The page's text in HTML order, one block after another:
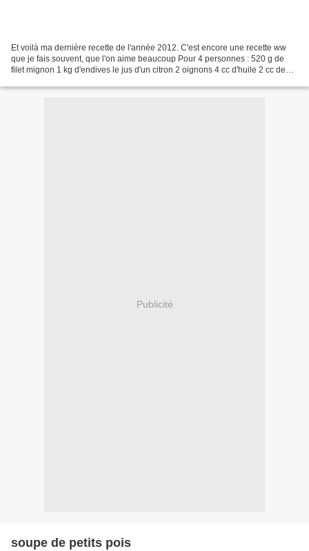
Et voilà ma dernière recette de l'année 2012. C'est encore une recette ww
que je fais souvent, que l'on aime beaucoup Pour 4 personnes : 520 g de
filet mignon 1 kg d'endives le jus d'un citron 2 oignons 4 cc d'huile 2 cc de
Publicité
soupe de petits pois